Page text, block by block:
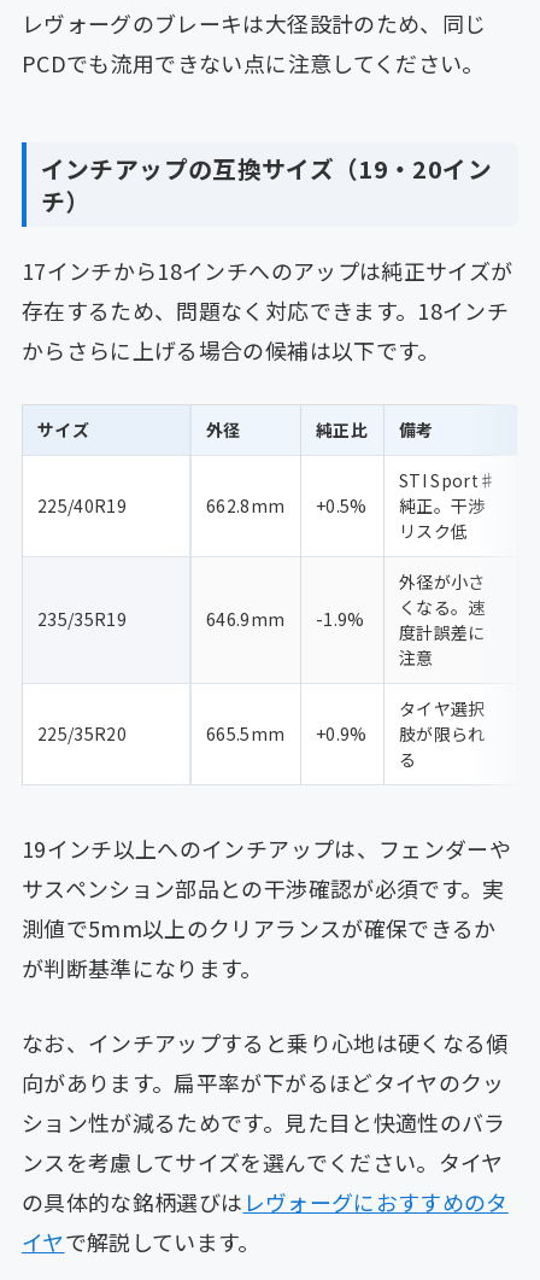
レヴォーグのブレーキは大径設計のため、同じ
PCDでも流用できない点に注意してください。
インチアップの互換サイズ（19・20イン
チ）
17インチから18インチへのアップは純正サイズが
存在するため、問題なく対応できます。18インチ
からさらに上げる場合の候補は以下です。
サイズ 外径 純正比 備考
225/40R19 662.8mm +0.5%
STI Sport♯
純正。干渉
リスク低
235/35R19 646.9mm -1.9%
外径が小さ
くなる。速
度計誤差に
注意
225/35R20 665.5mm +0.9%
タイヤ選択
肢が限られ
る
19インチ以上へのインチアップは、フェンダーや
サスペンション部品との干渉確認が必須です。実
測値で5mm以上のクリアランスが確保できるか
が判断基準になります。
なお、インチアップすると乗り心地は硬くなる傾
向があります。扁平率が下がるほどタイヤのクッ
ション性が減るためです。見た目と快適性のバラ
ンスを考慮してサイズを選んでください。タイヤ
の具体的な銘柄選びは レヴォーグにおすすめのタ
イヤで解説しています。